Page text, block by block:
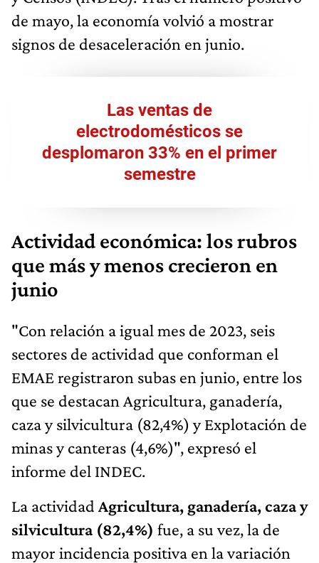
de mayo, la economía volvió a mostrar
signos de desaceleración en junio.
Las ventas de
electrodomésticos se
desplomaron 33% en el primer
semestre
Actividad económica: los rubros
que más y menos crecieron en
junio
"Con relación a igual mes de 2023, seis
sectores de actividad que conforman el
EMAE registraron subas en junio, entre los
que se destacan Agricultura, ganadería,
caza y silvicultura (82,4%) y Explotación de
minas y canteras (4,6%)", expresó el
informe del INDEC.
La actividad Agricultura, ganadería, caza y
silvicultura (82,4%) fue, a su vez, la de
mayor incidencia positiva en la variación